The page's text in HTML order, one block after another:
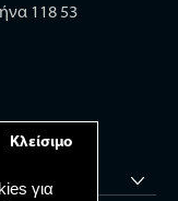
για
Κλείσιμο
118 53